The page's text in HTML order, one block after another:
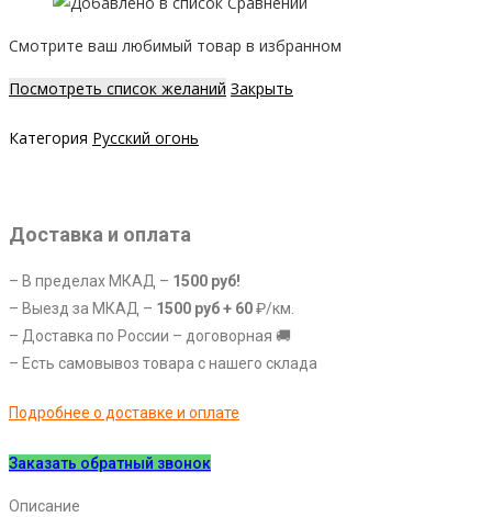
с
декоративным
Смотрите ваш любимый товар в избранном
Посмотреть список желаний Закрыть
Категория Русский огонь
Доставка и оплата
– В пределах МКАД – 1500 руб!
– Выезд за МКАД – 1500 руб + 60₽/км.
– Доставка по России – договорная 🚚
– Есть самовывоз товара с нашего склада
Подробнее о доставке и оплате
Заказать обратный звонок
Описание